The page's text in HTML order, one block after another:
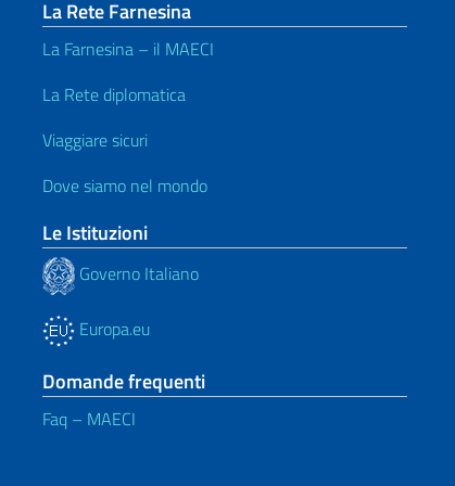
La Rete Farnesina
La Farnesina – il MAECI
La Rete diplomatica
Viaggiare sicuri
Dove siamo nel mondo
Le Istituzioni
Governo Italiano
Europa.eu
Domande frequenti
Faq – MAECI